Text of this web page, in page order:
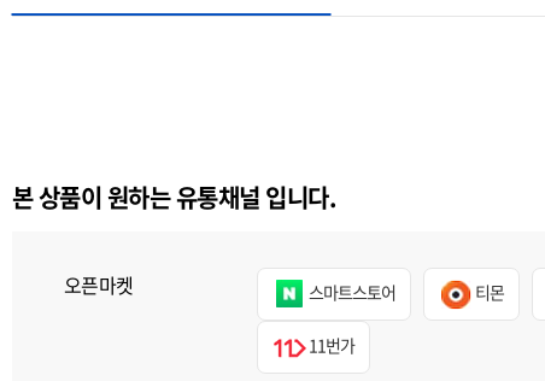
본 상품이 원하는 유통채널 입니다.
오픈마켓 스마트스토어 티몬
11번가